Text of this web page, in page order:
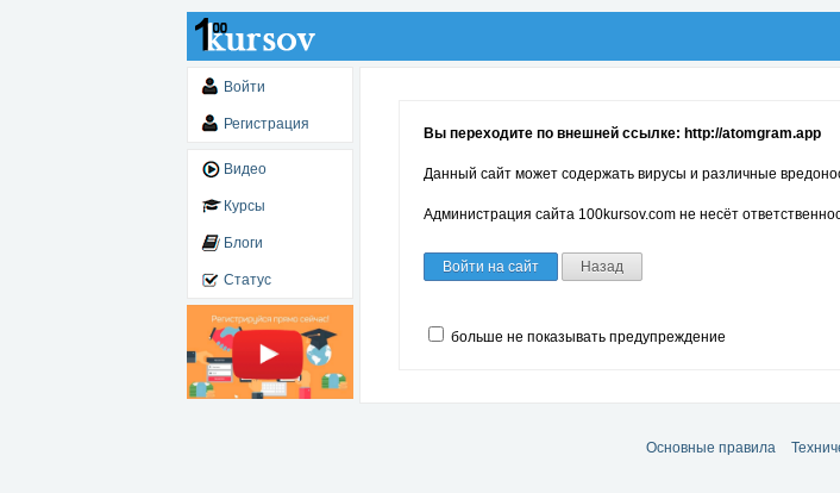
Войти
Регистрация
Видео
Курсы
Блоги
Статус
Вы переходите по внешней ссылке: http://atomgram.app
Данный сайт может содержать вирусы и различные
Администрация сайта 100kursov.com не несёт
Войти на сайт Назад
больше не показывать предупреждение
Основные правила